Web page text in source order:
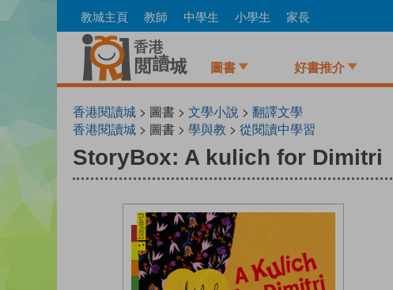
to
教城主頁 教師 中學生 小學生 家長
圖書 好書推介
香港閱讀城 > 圖書 > 文學小說 > 翻譯文學
香港閱讀城 > 圖書 > 學與教 > 從閱讀中學習
StoryBox: A kulich for Dimitri